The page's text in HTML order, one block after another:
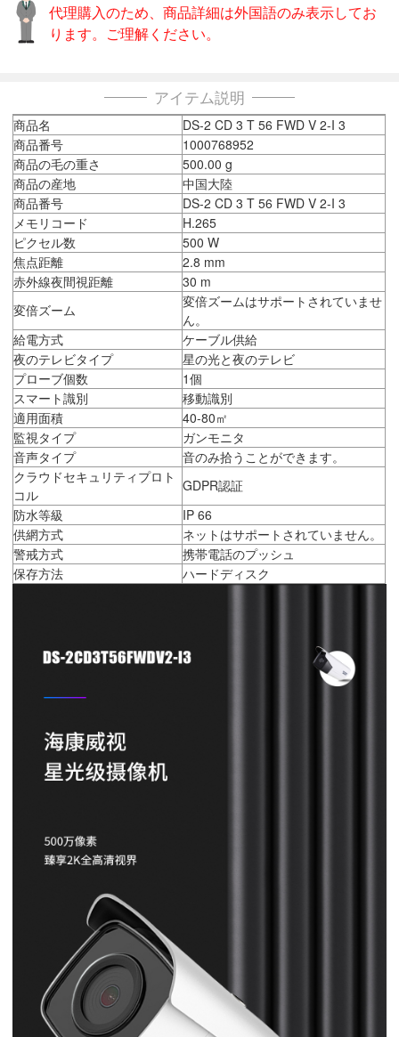
代理購入のため、商品詳細は外国語のみ表示してお
ります。ご理解ください。
アイテム説明
商品名
DS-2 CD 3 T 56 FWD V 2-I 3
商品番号
1000768952
商品の毛の重さ
500.00 g
商品の産地
中国大陸
商品番号
DS-2 CD 3 T 56 FWD V 2-I 3
メモリコード
H.265
ピクセル数
500 W
焦点距離
2.8 mm
赤外線夜間視距離
30 m
変倍ズーム
変倍ズームはサポートされていませ
ん。
給電方式
ケーブル供給
夜のテレビタイプ
星の光と夜のテレビ
プローブ個数
1個
スマート識別
移動識別
適用面積
40-80㎡
監視タイプ
ガンモニタ
音声タイプ
音のみ拾うことができます。
クラウドセキュリティプロト
コル
GDPR認証
防水等級
IP 66
供網方式
ネットはサポートされていません。
警戒方式
携帯電話のプッシュ
保存方法
ハードディスク